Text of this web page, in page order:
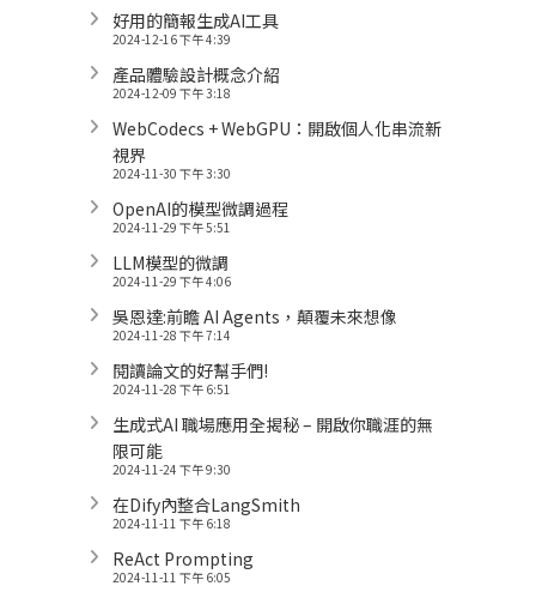
好用的簡報生成AI工具
2024-12-16 下午 4:39
產品體驗設計概念介紹
2024-12-09 下午 3:18
WebCodecs + WebGPU：開啟個人化串流新
視界
2024-11-30 下午 3:30
OpenAI的模型微調過程
2024-11-29 下午 5:51
LLM模型的微調
2024-11-29 下午 4:06
吳恩達:前瞻 AI Agents，顛覆未來想像
2024-11-28 下午 7:14
閱讀論文的好幫手們!
2024-11-28 下午 6:51
生成式AI 職場應用全揭秘 – 開啟你職涯的無
限可能
2024-11-24 下午 9:30
在Dify內整合LangSmith
2024-11-11 下午 6:18
ReAct Prompting
2024-11-11 下午 6:05